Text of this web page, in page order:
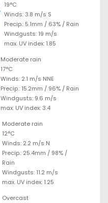
19°C
Winds: 3.8 m/s S
Precip.: 5.1mm / 63% / Rain
Windgusts: 19 m/s
max. UV index: 1.85
Moderate rain
17°C
Winds: 2.1 m/s NNE
Precip.: 15.2mm / 96% / Rain
Windgusts: 9.6 m/s
max. UV index: 3.4
Moderate rain
12°C
Winds: 2.2 m/s N
Precip.: 25.4mm / 98% /
Rain
Windgusts: 11.2 m/s
max. UV index: 1.25
Overcast